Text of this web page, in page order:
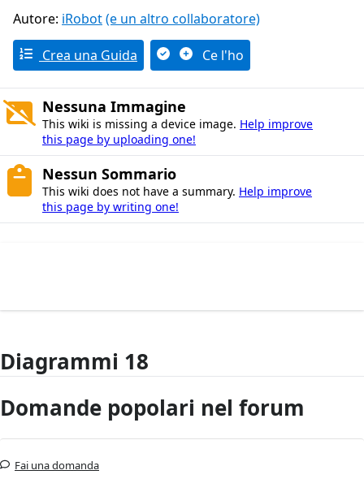
Autore: iRobot(e un altro collaboratore)
Crea una Guida Ce l'ho
Nessuna Immagine
This wiki is missing a device image. Help improve
this page by uploading one!
Nessun Sommario
This wiki does not have a summary. Help improve
this page by writing one!
Diagrammi 18
Domande popolari nel forum
Fai una domanda